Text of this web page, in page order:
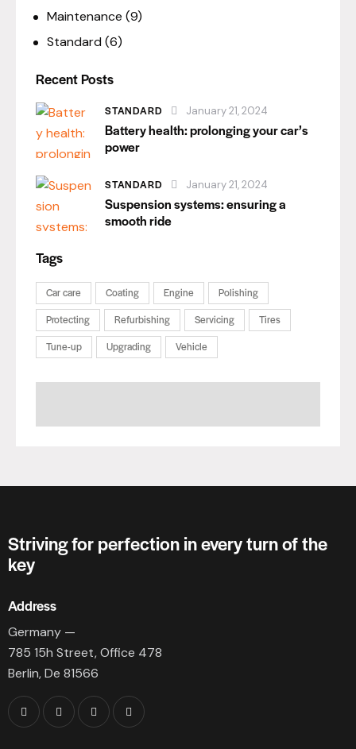
Maintenance (9)
Standard (6)
Recent Posts
STANDARD January 21, 2024
Battery health: prolonging your car’s
power
STANDARD January 21, 2024
Suspension systems: ensuring a
smooth ride
Tags
Car care Coating Engine
Polishing
Protecting
Refurbishing Servicing
Tires
Tune-up
Upgrading Vehicle
Striving for perfection in every turn of the
key
Address
Germany —
785 15h Street, Office 478
Berlin, De 81566